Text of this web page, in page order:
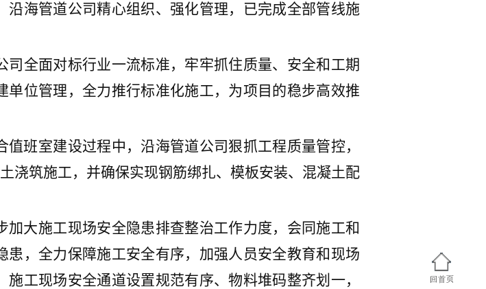
沿海管道公司精心组织、强化管理，已完成全部管线施
司 全面对标行业一流标准，牢牢抓住质量、安全和工期
单位管理，全力推行标准化施工， 为项目的稳步高效推
值班室建设过程中 ， 沿海管道公司 狠抓工程质量管控，
浇筑施工， 并确保实现钢筋绑扎、模板安装、混凝土配
加大施工现场安全隐患排查整治工作力度，会同施工和
患，全力保障施工安全有序， 加强人员安全教育和现场
工现场安全通道设置规范有序、物料堆码整齐划一，